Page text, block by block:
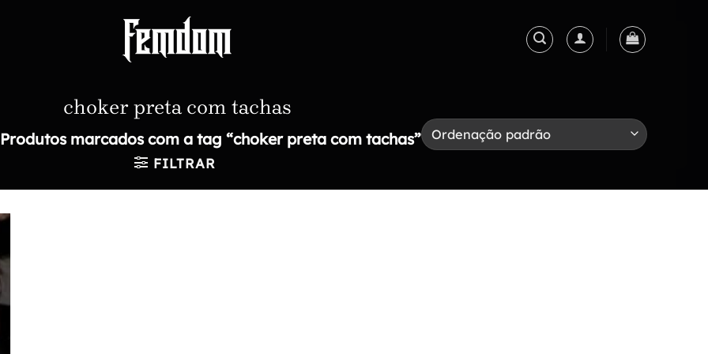
choker preta com tachas
Produtos marcados com a tag “choker preta com tachas”
FILTRAR